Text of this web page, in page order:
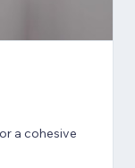
a cohesive